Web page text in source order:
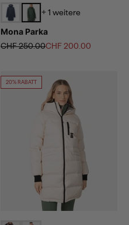
+ 1 weitere
Mona Parka
Regulärer Preis
CHF 250.00Angebot
CHF 200.00
20% RABATT